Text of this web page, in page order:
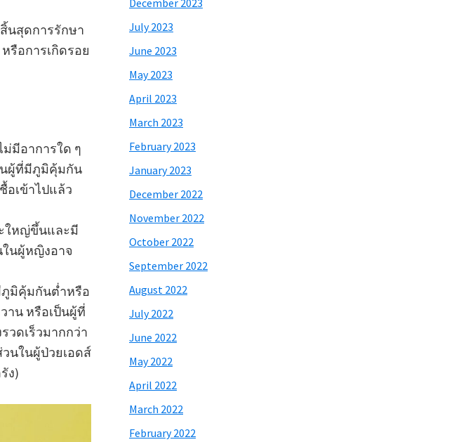
นสุดการรักษา
รือการเกิดรอย
มีอาการใด ๆ
นผู้ที่มีภูมิคุ้มกัน
อเข้าไปแล้ว
ใหญ่ขึ้นและมี
นผู้หญิงอาจ
มิคุ้มกันต่ำหรือ
าน หรือเป็นผู้ที่
วดเร็วมากกว่า
นในผู้ป่วยเอดส์
ง)
December 2023
July 2023
June 2023
May 2023
April 2023
March 2023
February 2023
January 2023
December 2022
November 2022
October 2022
September 2022
August 2022
July 2022
June 2022
May 2022
April 2022
March 2022
February 2022